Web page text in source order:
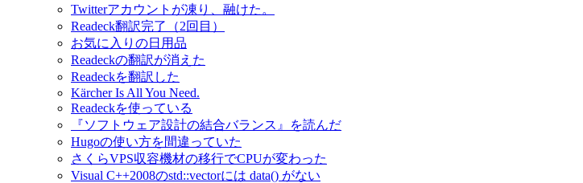
Twitterアカウントが凍り、融けた。
Readeck翻訳完了（2回目）
お気に入りの日用品
Readeckの翻訳が消えた
Readeckを翻訳した
Kärcher Is All You Need.
Readeckを使っている
『ソフトウェア設計の結合バランス』を読んだ
Hugoの使い方を間違っていた
さくらVPS収容機材の移行でCPUが変わった
Visual C++2008のstd::vectorには data() がない